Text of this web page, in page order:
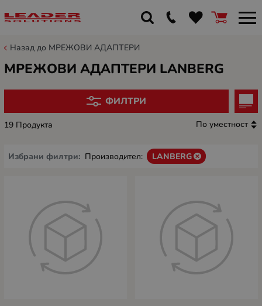
Назад до МРЕЖОВИ АДАПТЕРИ
МРЕЖОВИ АДАПТЕРИ LANBERG
ФИЛТРИ
19 Продукта По уместност
Избрани филтри: Производител: LANBERG